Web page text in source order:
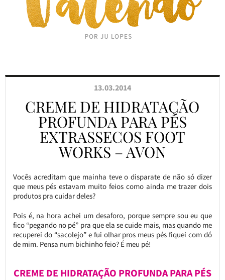
13.03.2014
CREME DE HIDRATAÇÃO
PROFUNDA PARA PÉS
EXTRASSECOS FOOT
WORKS – AVON
Vocês acreditam que mainha teve o disparate de não só dizer
que meus pés estavam muito feios como ainda me trazer dois
produtos pra cuidar deles?
Pois é, na hora achei um desaforo, porque sempre sou eu que
fico “pegando no pé” pra que ela se cuide mais, mas quando me
recuperei do “sacolejo” e fui olhar pros meus pés fiquei com dó
de mim. Pensa num bichinho feio? É meu pé!
CREME DE HIDRATAÇÃO PROFUNDA PARA PÉS